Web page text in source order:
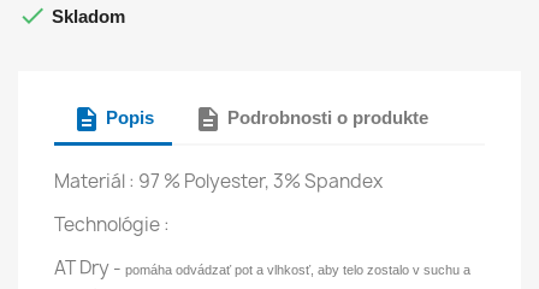
 Skladom
description Popis description Podrobnosti o produkte
Materiál : 97 % Polyester, 3% Spandex
Technológie :
AT Dry - pomáha odvádzať pot a vlhkosť, aby telo zostalo v suchu a